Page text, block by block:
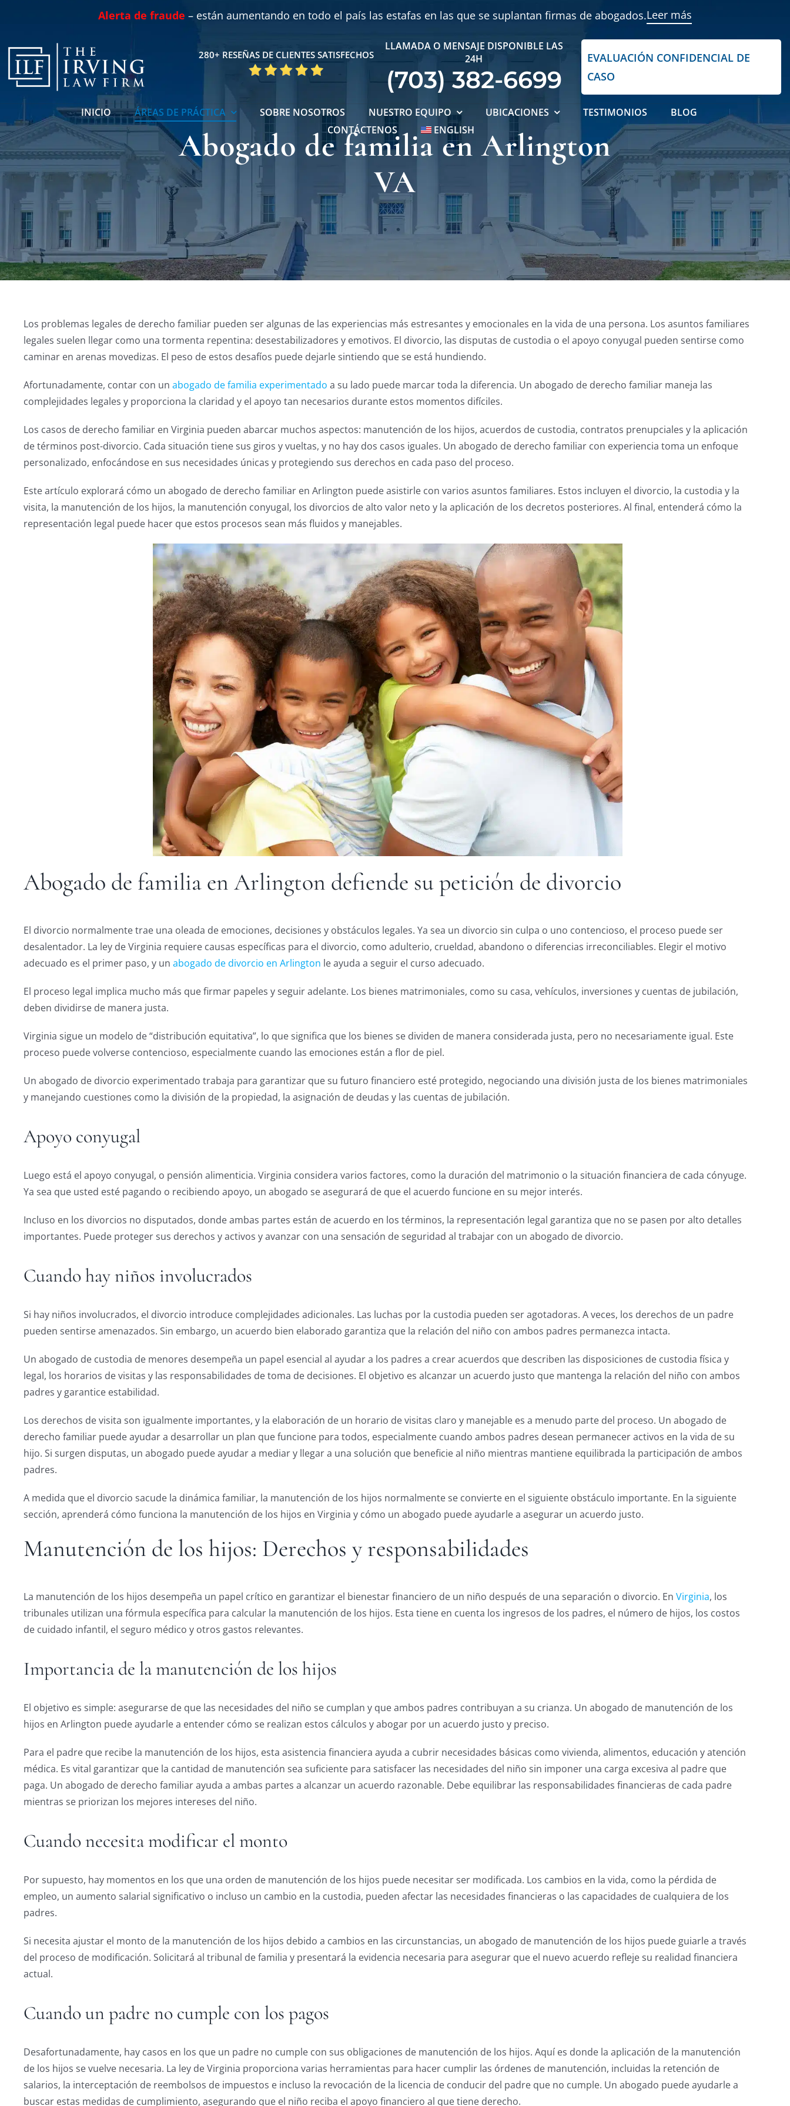
Alerta de fraude – están aumentando en todo el país las estafas en las que se suplantan firmas de abogados.Leer más
280+ RESEÑAS DE CLIENTES SATISFECHOS
LLAMADA O MENSAJE DISPONIBLE LAS
24H
(703) 382-6699
EVALUACIÓN CONFIDENCIAL DE
CASO
INICIO ÁREAS DE PRÁCTICA SOBRE NOSOTROS NUESTRO EQUIPO UBICACIONES TESTIMONIOS
BLOG
CONTÁCTENOS
ENGLISH
Abogado de familia en Arlington
VA
Los problemas legales de derecho familiar pueden ser algunas de las experiencias más estresantes y emocionales en la vida de una persona. Los asuntos familiares
legales suelen llegar como una tormenta repentina: desestabilizadores y emotivos. El divorcio, las disputas de custodia o el apoyo conyugal pueden sentirse como
caminar en arenas movedizas. El peso de estos desafíos puede dejarle sintiendo que se está hundiendo.
Afortunadamente, contar con un abogado de familia experimentado a su lado puede marcar toda la diferencia. Un abogado de derecho familiar maneja las
complejidades legales y proporciona la claridad y el apoyo tan necesarios durante estos momentos difíciles.
Los casos de derecho familiar en Virginia pueden abarcar muchos aspectos: manutención de los hijos, acuerdos de custodia, contratos prenupciales y la aplicación
de términos post-divorcio. Cada situación tiene sus giros y vueltas, y no hay dos casos iguales. Un abogado de derecho familiar con experiencia toma un enfoque
personalizado, enfocándose en sus necesidades únicas y protegiendo sus derechos en cada paso del proceso.
Este artículo explorará cómo un abogado de derecho familiar en Arlington puede asistirle con varios asuntos familiares. Estos incluyen el divorcio, la custodia y la
visita, la manutención de los hijos, la manutención conyugal, los divorcios de alto valor neto y la aplicación de los decretos posteriores. Al final, entenderá cómo la
representación legal puede hacer que estos procesos sean más fluidos y manejables.
Abogado de familia en Arlington defiende su petición de divorcio
El divorcio normalmente trae una oleada de emociones, decisiones y obstáculos legales. Ya sea un divorcio sin culpa o uno contencioso, el proceso puede ser
desalentador. La ley de Virginia requiere causas específicas para el divorcio, como adulterio, crueldad, abandono o diferencias irreconciliables. Elegir el motivo
adecuado es el primer paso, y un abogado de divorcio en Arlington le ayuda a seguir el curso adecuado.
El proceso legal implica mucho más que firmar papeles y seguir adelante. Los bienes matrimoniales, como su casa, vehículos, inversiones y cuentas de jubilación,
deben dividirse de manera justa.
Virginia sigue un modelo de “distribución equitativa”, lo que significa que los bienes se dividen de manera considerada justa, pero no necesariamente igual. Este
proceso puede volverse contencioso, especialmente cuando las emociones están a flor de piel.
Un abogado de divorcio experimentado trabaja para garantizar que su futuro financiero esté protegido, negociando una división justa de los bienes matrimoniales
y manejando cuestiones como la división de la propiedad, la asignación de deudas y las cuentas de jubilación.
Apoyo conyugal
Luego está el apoyo conyugal, o pensión alimenticia. Virginia considera varios factores, como la duración del matrimonio o la situación financiera de cada cónyuge.
Ya sea que usted esté pagando o recibiendo apoyo, un abogado se asegurará de que el acuerdo funcione en su mejor interés.
Incluso en los divorcios no disputados, donde ambas partes están de acuerdo en los términos, la representación legal garantiza que no se pasen por alto detalles
importantes. Puede proteger sus derechos y activos y avanzar con una sensación de seguridad al trabajar con un abogado de divorcio.
Cuando hay niños involucrados
Si hay niños involucrados, el divorcio introduce complejidades adicionales. Las luchas por la custodia pueden ser agotadoras. A veces, los derechos de un padre
pueden sentirse amenazados. Sin embargo, un acuerdo bien elaborado garantiza que la relación del niño con ambos padres permanezca intacta.
Un abogado de custodia de menores desempeña un papel esencial al ayudar a los padres a crear acuerdos que describen las disposiciones de custodia física y
legal, los horarios de visitas y las responsabilidades de toma de decisiones. El objetivo es alcanzar un acuerdo justo que mantenga la relación del niño con ambos
padres y garantice estabilidad.
Los derechos de visita son igualmente importantes, y la elaboración de un horario de visitas claro y manejable es a menudo parte del proceso. Un abogado de
derecho familiar puede ayudar a desarrollar un plan que funcione para todos, especialmente cuando ambos padres desean permanecer activos en la vida de su
hijo. Si surgen disputas, un abogado puede ayudar a mediar y llegar a una solución que beneficie al niño mientras mantiene equilibrada la participación de ambos
padres.
A medida que el divorcio sacude la dinámica familiar, la manutención de los hijos normalmente se convierte en el siguiente obstáculo importante. En la siguiente
sección, aprenderá cómo funciona la manutención de los hijos en Virginia y cómo un abogado puede ayudarle a asegurar un acuerdo justo.
Manutención de los hijos: Derechos y responsabilidades
La manutención de los hijos desempeña un papel crítico en garantizar el bienestar financiero de un niño después de una separación o divorcio. En Virginia, los
tribunales utilizan una fórmula específica para calcular la manutención de los hijos. Esta tiene en cuenta los ingresos de los padres, el número de hijos, los costos
de cuidado infantil, el seguro médico y otros gastos relevantes.
Importancia de la manutención de los hijos
El objetivo es simple: asegurarse de que las necesidades del niño se cumplan y que ambos padres contribuyan a su crianza. Un abogado de manutención de los
hijos en Arlington puede ayudarle a entender cómo se realizan estos cálculos y abogar por un acuerdo justo y preciso.
Para el padre que recibe la manutención de los hijos, esta asistencia financiera ayuda a cubrir necesidades básicas como vivienda, alimentos, educación y atención
médica. Es vital garantizar que la cantidad de manutención sea suficiente para satisfacer las necesidades del niño sin imponer una carga excesiva al padre que
paga. Un abogado de derecho familiar ayuda a ambas partes a alcanzar un acuerdo razonable. Debe equilibrar las responsabilidades financieras de cada padre
mientras se priorizan los mejores intereses del niño.
Cuando necesita modificar el monto
Por supuesto, hay momentos en los que una orden de manutención de los hijos puede necesitar ser modificada. Los cambios en la vida, como la pérdida de
empleo, un aumento salarial significativo o incluso un cambio en la custodia, pueden afectar las necesidades financieras o las capacidades de cualquiera de los
padres.
Si necesita ajustar el monto de la manutención de los hijos debido a cambios en las circunstancias, un abogado de manutención de los hijos puede guiarle a través
del proceso de modificación. Solicitará al tribunal de familia y presentará la evidencia necesaria para asegurar que el nuevo acuerdo refleje su realidad financiera
actual.
Cuando un padre no cumple con los pagos
Desafortunadamente, hay casos en los que un padre no cumple con sus obligaciones de manutención de los hijos. Aquí es donde la aplicación de la manutención
de los hijos se vuelve necesaria. La ley de Virginia proporciona varias herramientas para hacer cumplir las órdenes de manutención, incluidas la retención de
salarios, la interceptación de reembolsos de impuestos e incluso la revocación de la licencia de conducir del padre que no cumple. Un abogado puede ayudarle a
buscar estas medidas de cumplimiento, asegurando que el niño reciba el apoyo financiero al que tiene derecho.